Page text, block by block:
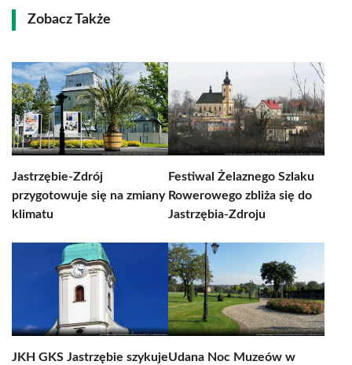
Zobacz Także
Jastrzębie-Zdrój
przygotowuje się na zmiany
klimatu
Festiwal Żelaznego Szlaku
Rowerowego zbliża się do
Jastrzębia-Zdroju
JKH GKS Jastrzębie szykujeUdana Noc Muzeów w